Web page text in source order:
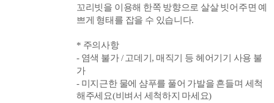
꼬리빗을 이용해 한쪽 방향으로 살살 빗어주면 예
쁘게 형태를 잡을 수 있습니다.
* 주의사항
- 염색 불가 / 고데기, 매직기 등 헤어기기 사용 불
가
- 미지근한 물에 샴푸를 풀어 가발을 흔들며 세척
해주세요(비벼서 세척하지 마세요)